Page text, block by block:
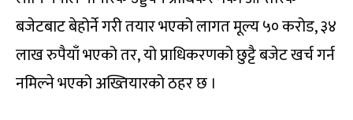
बजेटबाट बेहोर्ने गरी तयार भएको लागत मूल्य ५० करोड, ३४
लाख रुपैयाँ भएको तर, यो प्राधिकरणको छुट्टै बजेट खर्च गर्न
नमिल्ने भएको अख्तियारको ठहर छ ।